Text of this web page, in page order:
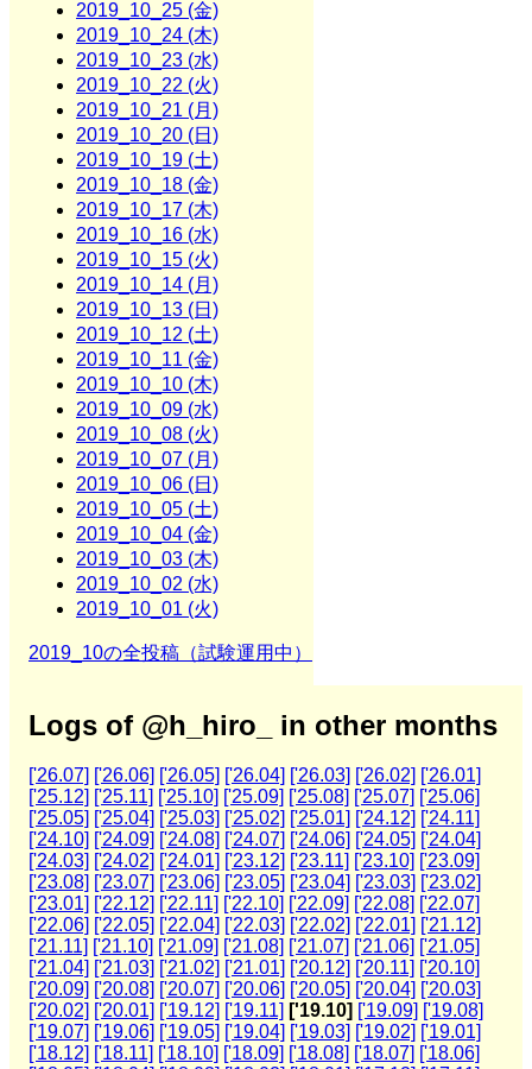
2019_10_25 (金)
2019_10_24 (木)
2019_10_23 (水)
2019_10_22 (火)
2019_10_21 (月)
2019_10_20 (日)
2019_10_19 (土)
2019_10_18 (金)
2019_10_17 (木)
2019_10_16 (水)
2019_10_15 (火)
2019_10_14 (月)
2019_10_13 (日)
2019_10_12 (土)
2019_10_11 (金)
2019_10_10 (木)
2019_10_09 (水)
2019_10_08 (火)
2019_10_07 (月)
2019_10_06 (日)
2019_10_05 (土)
2019_10_04 (金)
2019_10_03 (木)
2019_10_02 (水)
2019_10_01 (火)
2019_10の全投稿（試験運用中）
Logs of @h_hiro_ in other months
['26.07] ['26.06] ['26.05] ['26.04] ['26.03] ['26.02] ['26.01]
['25.12] ['25.11] ['25.10] ['25.09] ['25.08] ['25.07] ['25.06]
['25.05] ['25.04] ['25.03] ['25.02] ['25.01] ['24.12] ['24.11]
['24.10] ['24.09] ['24.08] ['24.07] ['24.06] ['24.05] ['24.04]
['24.03] ['24.02] ['24.01] ['23.12] ['23.11] ['23.10] ['23.09]
['23.08] ['23.07] ['23.06] ['23.05] ['23.04] ['23.03] ['23.02]
['23.01] ['22.12] ['22.11] ['22.10] ['22.09] ['22.08] ['22.07]
['22.06] ['22.05] ['22.04] ['22.03] ['22.02] ['22.01] ['21.12]
['21.11] ['21.10] ['21.09] ['21.08] ['21.07] ['21.06] ['21.05]
['21.04] ['21.03] ['21.02] ['21.01] ['20.12] ['20.11] ['20.10]
['20.09] ['20.08] ['20.07] ['20.06] ['20.05] ['20.04] ['20.03]
['20.02] ['20.01] ['19.12] ['19.11] ['19.10] ['19.09] ['19.08]
['19.07] ['19.06] ['19.05] ['19.04] ['19.03] ['19.02] ['19.01]
['18.12] ['18.11] ['18.10] ['18.09] ['18.08] ['18.07] ['18.06]